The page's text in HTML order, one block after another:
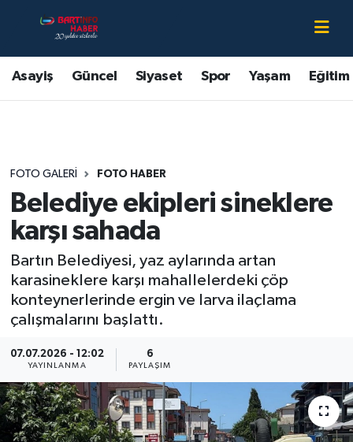
Asayiş Güncel Siyaset Spor Yaşam Eğitim
FOTO GALERI FOTO HABER
Belediye ekipleri sineklere
karşı sahada
Bartın Belediyesi, yaz aylarında artan
karasineklere karşı mahallelerdeki çöp
konteynerlerinde ergin ve larva ilaçlama
çalışmalarını başlattı.
07.07.2026 - 12:02
YAYINLANMA
6
PAYLAŞIM
Asayiş
Bartın Hakkında
Eğitim
Ekonomi
Güncel
Kültür-Sanat
Medya
Sağlık
Bartın Nöbetçi Eczaneler
Bartın Hava Durumu
Bartın Trafik Yoğunluk Haritası
Süper Lig Puan Durumu ve Fikstür
Tüm Manşetler
Son Dakika Haberleri